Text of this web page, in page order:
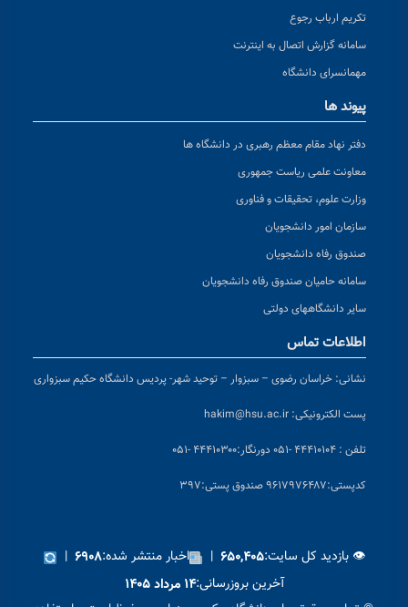
تکریم ارباب رجوع
سامانه گزارش اتصال به اینترنت
مهمانسرای دانشگاه
پیوند ها
دفتر نهاد مقام معظم رهبری در دانشگاه ها
معاونت علمی ریاست جمهوری
وزارت علوم، تحقیقات و فناوری
سازمان امور دانشجویان
صندوق رفاه دانشجویان
سامانه حامیان صندوق رفاه دانشجویان
سایر دانشگاههای دولتی
اطلاعات تماس
نشانی: خراسان رضوی – سبزوار – توحید شهر- پردیس دانشگاه حکیم سبزواری
پست الکترونیکی: hakim@hsu.ac.ir
تلفن : ۴۴۴۱۰۱۰۴ -۰۵۱ دورنگار:۴۴۴۱۰۳۰۰ -۰۵۱
کدپستی:۹۶۱۷۹۷۶۴۸۷ صندوق پستی:۳۹۷
👁 بازدید کل سایت:۶۵۰,۴۰۵ | اخبار منتشر شده:۶۹۰۸ |
آخرین بروزرسانی:۱۴ مرداد ۱۴۰۵